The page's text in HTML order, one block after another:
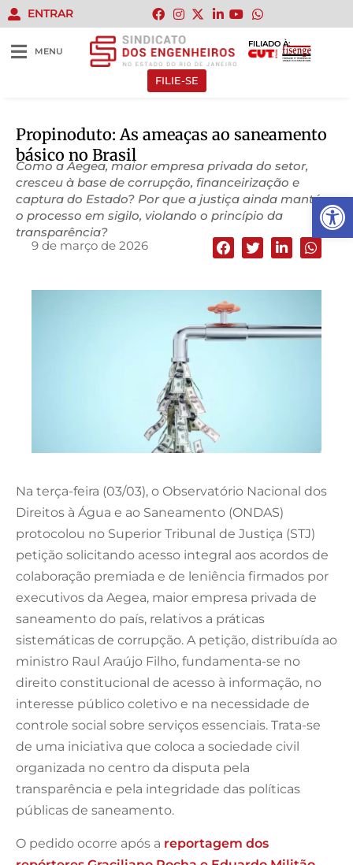
Abrir
ENTRAR
MENU
FILIADO À:
FILIE-SE
Propinoduto: As ameaças ao saneamento
básico no Brasil
Como a Aegea, maior empresa privada do setor,
cresceu à base de corrupção, financeirização e
captura do Estado? Por que a justiça ainda mantém
o processo em sigilo, violando o princípio da
transparência?
9 de março de 2026
Na terça-feira (03/03), o Observatório Nacional dos
Direitos à Água e ao Saneamento (ONDAS)
protocolou no Superior Tribunal de Justiça (STJ)
petição solicitando acesso integral aos acordos de
colaboração premiada e de leniência firmados por
executivos da Aegea, maior empresa privada de
saneamento do país, relativos a práticas
sistemáticas de corrupção. A petição, distribuída ao
ministro Raul Araújo Filho, fundamenta-se no
direito constitucional de acesso à informação, no
interesse público coletivo e na necessidade de
controle social sobre serviços essenciais. Trata-se
de uma iniciativa que coloca a sociedade civil
organizada no centro da disputa pela
transparência e pela integridade das políticas
públicas de saneamento.
O pedido ocorre após a reportagem dos